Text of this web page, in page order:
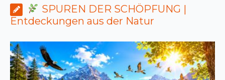
SPUREN DER SCHÖPFUNG |
Entdeckungen aus der Natur